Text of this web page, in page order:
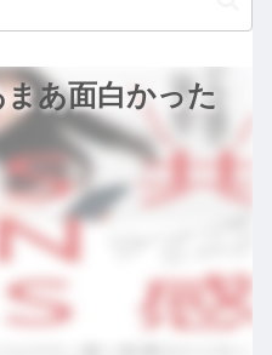
あ面白かった